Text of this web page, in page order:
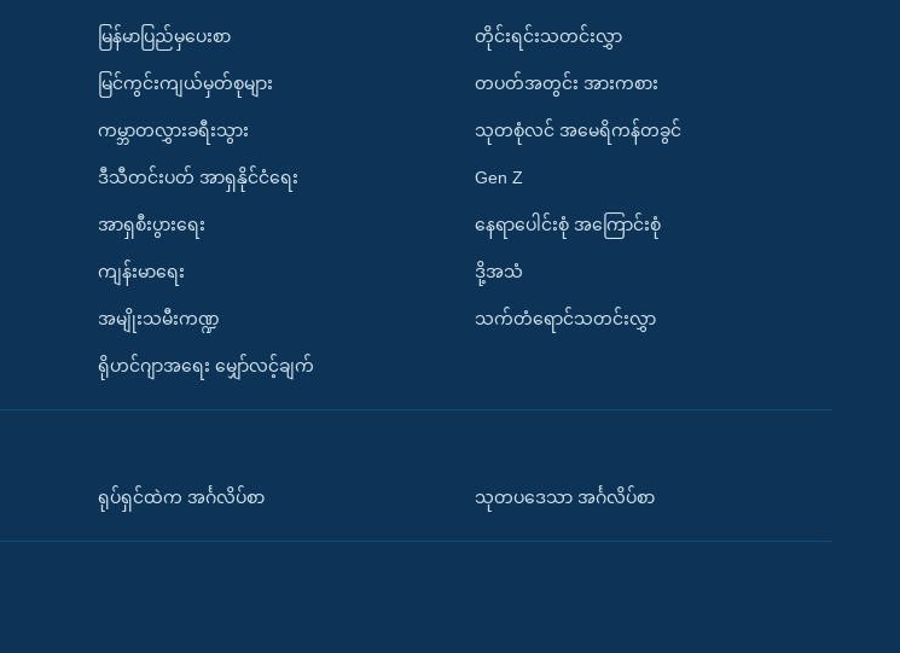
မြန်မာပြည်မှပေးစာ
မြင်ကွင်းကျယ်မှတ်စုများ
ကမ္ဘာတလွှားခရီးသွား
ဒီသီတင်းပတ် အာရှနိုင်ငံရေး
အာရှစီးပွားရေး
ကျန်းမာရေး
အမျိုးသမီးကဏ္ဍ
ရိုဟင်ဂျာအရေး မျှော်လင့်ချက်
တိုင်းရင်းသတင်းလွှာ
တပတ်အတွင်း အားကစား
သုတစုံလင် အမေရိကန်တခွင်
Gen Z
နေရာပေါင်းစုံ အကြောင်းစုံ
ဒို့အသံ
သက်တံရောင်သတင်းလွှာ
ရုပ်ရှင်ထဲက အင်္ဂလိပ်စာ သုတပဒေသာ အင်္ဂလိပ်စာ